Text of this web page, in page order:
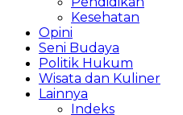
Kesehatan
Opini
Seni Budaya
Politik Hukum
Wisata dan Kuliner
Lainnya
Indeks